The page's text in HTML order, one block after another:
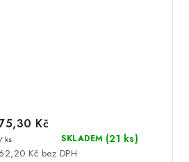
SKLADEM (21 ks)
62,20 Kč bez DPH
Kč
/ ks